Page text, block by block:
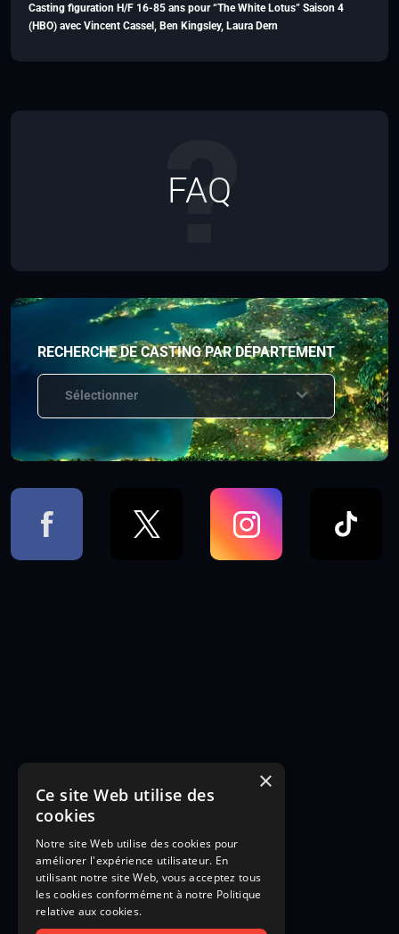
Casting figuration H/F 16-85 ans pour “The White Lotus” Saison 4
(HBO) avec Vincent Cassel, Ben Kingsley, Laura Dern
FAQ
RECHERCHE DE CASTING PAR DÉPARTEMENT
Sélectionner
×
Ce site Web utilise des
cookies
Notre site Web utilise des cookies pour
améliorer l'expérience utilisateur. En
utilisant notre site Web, vous acceptez tous
les cookies conformément à notre Politique
relative aux cookies.